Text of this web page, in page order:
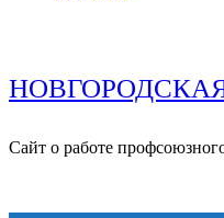
Сайт о работе